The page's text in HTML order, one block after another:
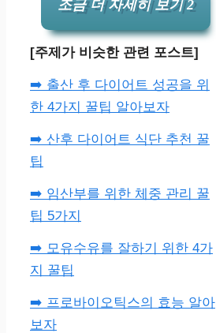
조금 더 자세히 보기 2
[주제가 비슷한 관련 포스트]
➡️ 출산 후 다이어트 성공을 위
한 4가지 꿀팁 알아보자
➡️ 산후 다이어트 식단 추천 꿀
팁
➡️ 임산부를 위한 체중 관리 꿀
팁 5가지
➡️ 모유수유를 잘하기 위한 4가
지 꿀팁
➡️ 프로바이오틱스의 효능 알아
보자